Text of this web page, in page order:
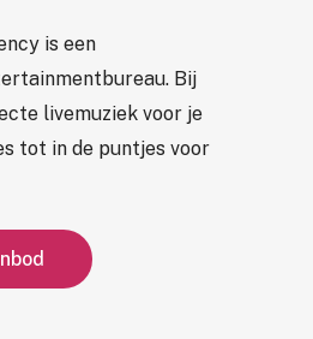
is een
Bij
livemuziek voor je
tot in de puntjes voor
nbod